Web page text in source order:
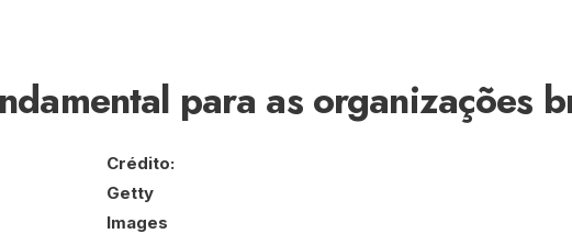
para as organizações
Crédito:
Getty
Images